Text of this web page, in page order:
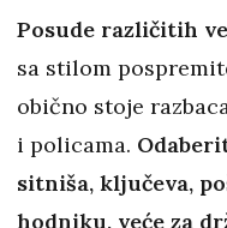
Posude različitih
sa stilom
obično stoje
i policama.
sitniša, ključeva,
hodniku, veće za